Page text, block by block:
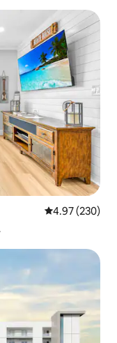
औसत रेटिंग 5 में से
4.97 (230)